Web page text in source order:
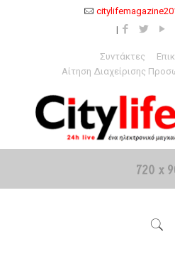
Συντάκτες
Αίτηση Διαχείρισης